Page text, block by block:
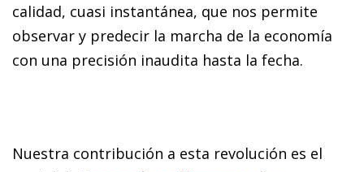
calidad, cuasi instantánea, que nos permite
observar y predecir la marcha de la economía
con una precisión inaudita hasta la fecha.
Nuestra contribución a esta revolución es el